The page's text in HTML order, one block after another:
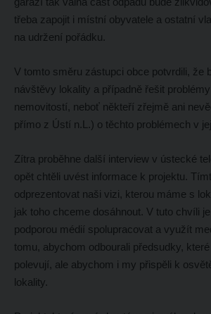
třeba zapojit i místní obyvatele a ostatní
na udržení pořádku.
V tomto směru zástupci obce potvrdili, že
návštěvy lokality a případně řešit
nemovitostí, neboť někteří zřejmě ani
přímo z Ústí n.L.) o těchto problémech v
Zítra proběhne další interview v ústecké
opět chtěli uvést informace k projektu.
odprezentovat naši vizi, kterou máme s
jak toho chceme dosáhnout. V tuto chvíli
podporou médií spolupracovat a využít
tomu, abychom odbourali předsudky,
polevují, ale abychom i my přispěli k
lokality.